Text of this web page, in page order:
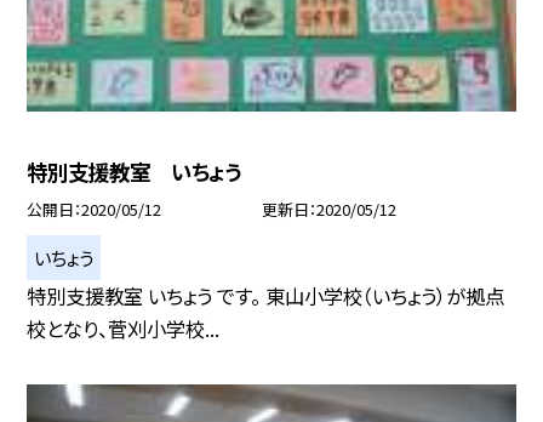
特別支援教室 いちょう
公開日 2020/05/12 更新日 2020/05/12
いちょう
特別支援教室 いちょう です。 東山小学校（いちょう）が拠点
校となり、菅刈小学校...